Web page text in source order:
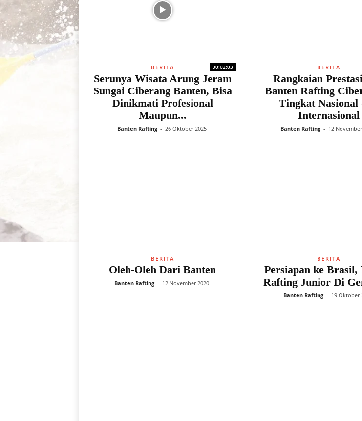
00:02:03
BERITA
Serunya Wisata Arung Jeram
Sungai Ciberang Banten, Bisa
Dinikmati Profesional
Maupun...
Banten Rafting - 26 Oktober 2025
BERITA
Rangkaian
Banten Rafting
Tingkat Nasional
Internasional
Banten Rafting - 12
BERITA
Oleh-Oleh Dari Banten
Banten Rafting - 12 November 2020
BERITA
Persiapan ke Brasil,
Rafting Junior Di
Banten Rafting - 19 Oktober